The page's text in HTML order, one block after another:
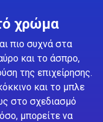
χρώμα
πιο συχνά στα
και το άσπρο,
της επιχείρησης.
και το μπλε
στο σχεδιασμό
μπορείτε να